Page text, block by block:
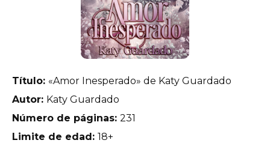
Título: «Amor Inesperado» de Katy Guardado
Autor: Katy Guardado
Número de páginas: 231
Limite de edad: 18+